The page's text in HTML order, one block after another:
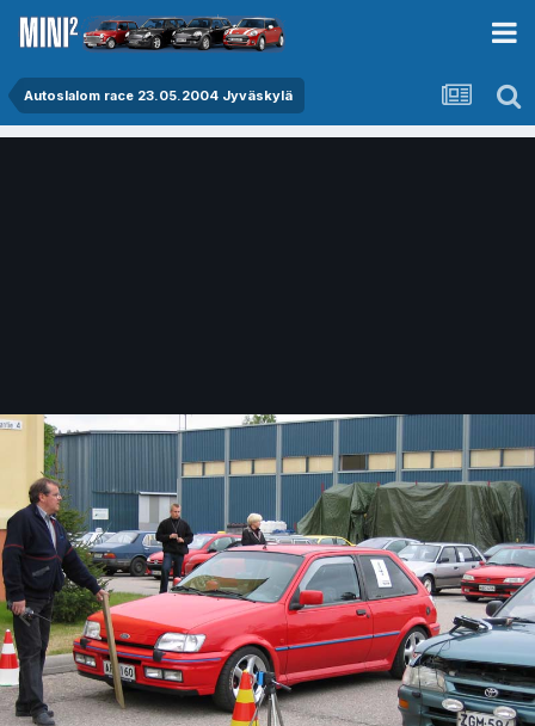
Autoslalom race 23.05.2004 Jyväskylä